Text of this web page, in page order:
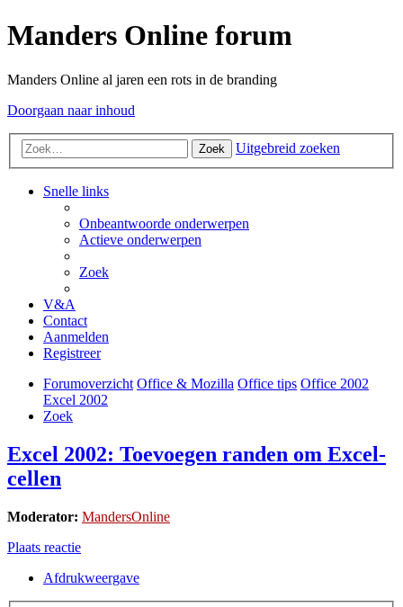
Manders Online forum
Manders Online al jaren een rots in de branding
Doorgaan naar inhoud
Zoek Uitgebreid zoeken
Snelle links
Onbeantwoorde onderwerpen
Actieve onderwerpen
Zoek
V&A
Contact
Aanmelden
Registreer
Forumoverzicht Office & Mozilla Office tips Office 2002
Excel 2002
Zoek
Excel 2002: Toevoegen randen om Excel-
cellen
Moderator: MandersOnline
Plaats reactie
Afdrukweergave